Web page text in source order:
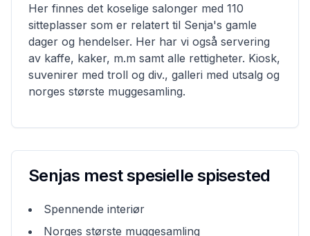
Her finnes det koselige salonger med 110
sitteplasser som er relatert til Senja's gamle
dager og hendelser. Her har vi også servering
av kaffe, kaker, m.m samt alle rettigheter. Kiosk,
suvenirer med troll og div., galleri med utsalg og
norges største muggesamling.
Senjas mest spesielle spisested
Spennende interiør
Norges største muggesamling